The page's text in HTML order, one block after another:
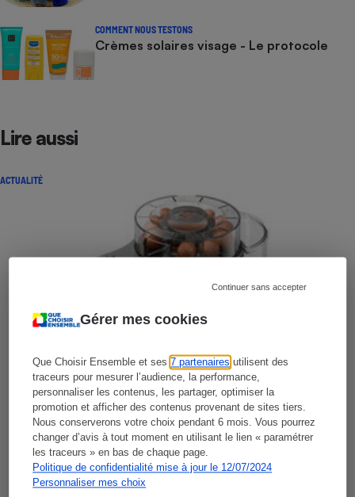
Gérer mes cookies
Que Choisir Ensemble et ses7 partenaires utilisent des
traceurs pour mesurer l’audience, la performance,
personnaliser les contenus, les partager, optimiser la
promotion et afficher des contenus provenant de sites tiers.
Nous conserverons votre choix pendant 6 mois. Vous pourrez
changer d’avis à tout moment en utilisant le lien « paramétrer
les traceurs » en bas de chaque page.
Politique de confidentialité mise à jour le 12/07/2024
Personnaliser mes choix
Continuer sans accepter
COMMENT NOUS TESTONS
Crèmes solaires visage - Le protocole
Lire aussi
ACTUALITÉ